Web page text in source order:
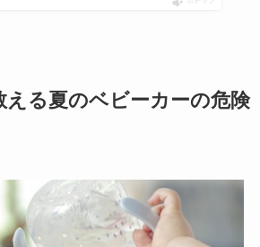
える夏のベビーカーの危険